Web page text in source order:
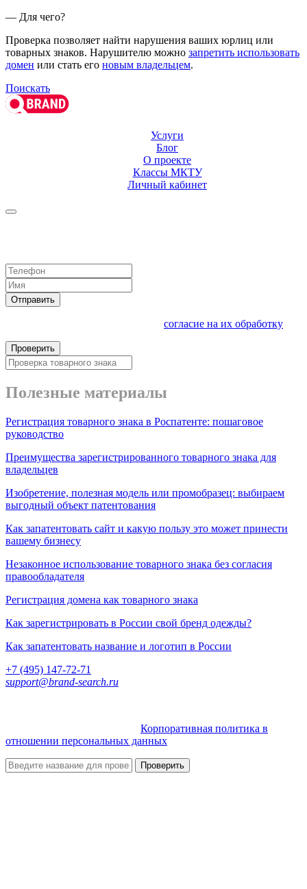
— Для чего?
Проверка позволяет найти нарушения ваших юрлиц или
товарных знаков. Нарушителю можно запретить использовать
домен или стать его новым владельцем.
Поискать
Услуги
Блог
О проекте
Классы МКТУ
Личный кабинет
Отправить
согласие на их обработку
Проверить
Полезные материалы
Регистрация товарного знака в Роспатенте: пошаговое
руководство
Преимущества зарегистрированного товарного знака для
владельцев
Изобретение, полезная модель или промобразец: выбираем
выгодный объект патентования
Как запатентовать сайт и какую пользу это может принести
вашему бизнесу
Незаконное использование товарного знака без согласия
правообладателя
Регистрация домена как товарного знака
Как зарегистрировать в России свой бренд одежды?
Как запатентовать название и логотип в России
+7 (495) 147-72-71
support@brand-search.ru
Корпоративная политика в
отношении персональных данных
Проверить